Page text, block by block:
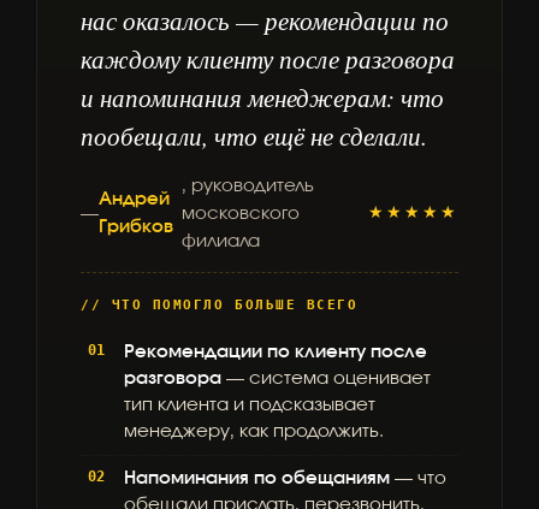
нас оказалось — рекомендации по
каждому клиенту после разговора
и напоминания менеджерам: что
пообещали, что ещё не сделали.
—
Андрей
Грибков
, руководитель
московского
филиала
★★★★★
// ЧТО ПОМОГЛО БОЛЬШЕ ВСЕГО
Рекомендации по клиенту после
разговора — система оценивает
тип клиента и подсказывает
менеджеру, как продолжить.
Напоминания по обещаниям — что
обещали прислать, перезвонить,